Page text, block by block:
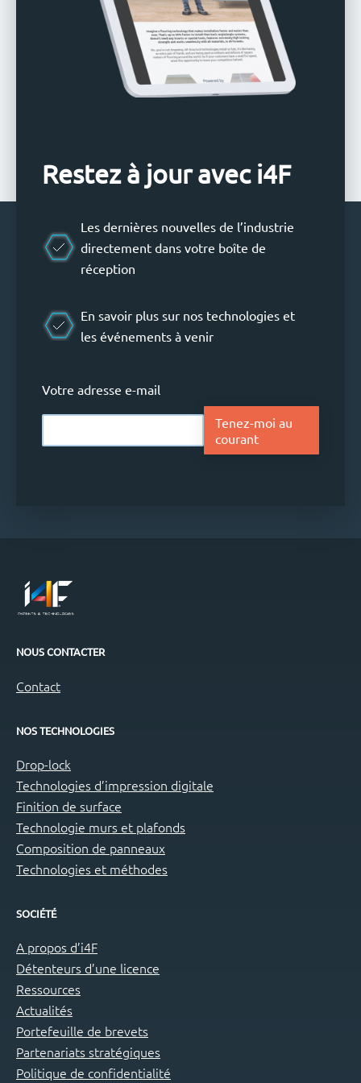
Restez à jour avec i4F
Les dernières nouvelles de l’industrie
directement dans votre boîte de
réception
En savoir plus sur nos technologies et
les événements à venir
Votre adresse e-mail
Tenez-moi au
courant
NOUS CONTACTER
Contact
NOS TECHNOLOGIES
Drop-lock
Technologies d’impression digitale
Finition de surface
Technologie murs et plafonds
Composition de panneaux
Technologies et méthodes
SOCIÉTÉ
A propos d’i4F
Détenteurs d’une licence
Ressources
Actualités
Portefeuille de brevets
Partenariats stratégiques
Politique de confidentialité